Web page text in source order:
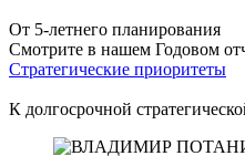
От 5-летнего планирования
Смотрите в нашем Годовом
Стратегические приоритеты
К долгосрочной